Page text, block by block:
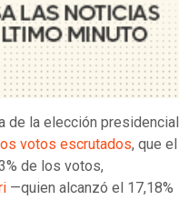
de la elección presidencial
votos escrutados, que el
de los votos,
—quien alcanzó el 17,18%